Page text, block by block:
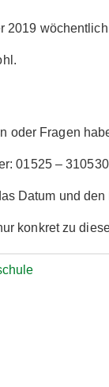
2019
oder Fragen
01525 –
Datum und
konkret zu